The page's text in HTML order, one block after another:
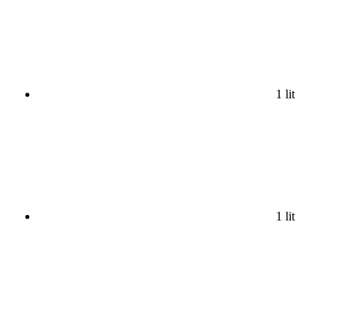
1 lit
1 lit